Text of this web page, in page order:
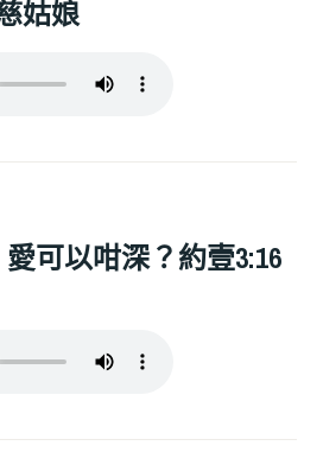
姑娘
愛可以咁深？約壹3:16